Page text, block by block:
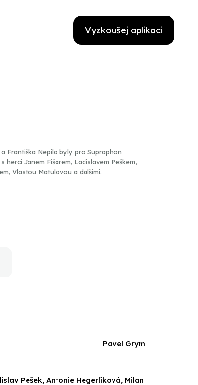
Vyzkoušej aplikaci
Františka Nepila byly pro Supraphon
herci Janem Fišarem, Ladislavem Peškem,
Vlastou Matulovou a dalšími.
Pavel Grym
Pešek, Antonie Hegerlíková, Milan